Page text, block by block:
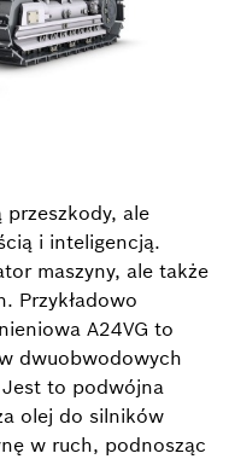
ale
i inteligencją.
maszyny, ale także
Przykładowo
A24VG to
dwuobwodowych
to podwójna
olej do silników
w ruch, podnosząc